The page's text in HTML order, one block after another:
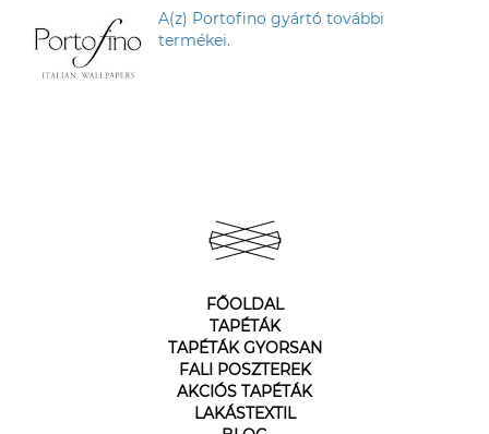
A(z) Portofino gyártó további
termékei.
FŐOLDAL
TAPÉTÁK
TAPÉTÁK GYORSAN
FALI POSZTEREK
AKCIÓS TAPÉTÁK
LAKÁSTEXTIL